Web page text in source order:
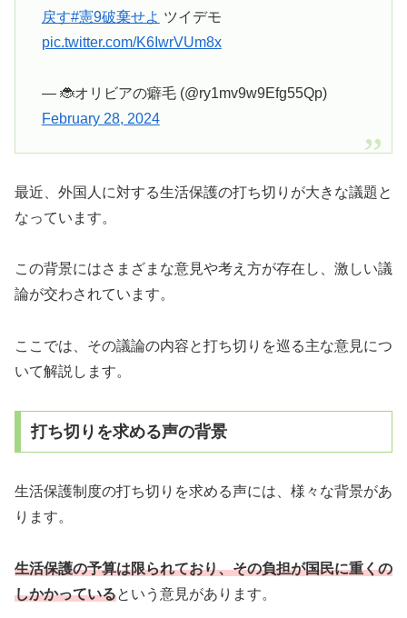
戻す#憲9破棄せよ ツイデモ
pic.twitter.com/K6IwrVUm8x
— 🐞オリビアの癖毛 (@ry1mv9w9Efg55Qp)
February 28, 2024
最近、外国人に対する生活保護の打ち切りが大きな議題と
なっています。
この背景にはさまざまな意見や考え方が存在し、激しい議
論が交わされています。
ここでは、その議論の内容と打ち切りを巡る主な意見につ
いて解説します。
打ち切りを求める声の背景
生活保護制度の打ち切りを求める声には、様々な背景があ
ります。
生活保護の予算は限られており、その負担が国民に重くの
しかかっているという意見があります。